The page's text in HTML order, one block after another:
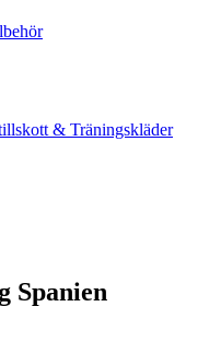
& Träningskläder
Spanien